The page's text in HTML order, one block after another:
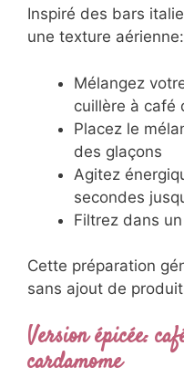
Inspiré des bars
une texture aérienne:
Mélangez
cuillère à café
Placez le
des glaçons
Agitez
secondes
Filtrez dans
Cette préparation
sans ajout de
Version épicée:
cardamome